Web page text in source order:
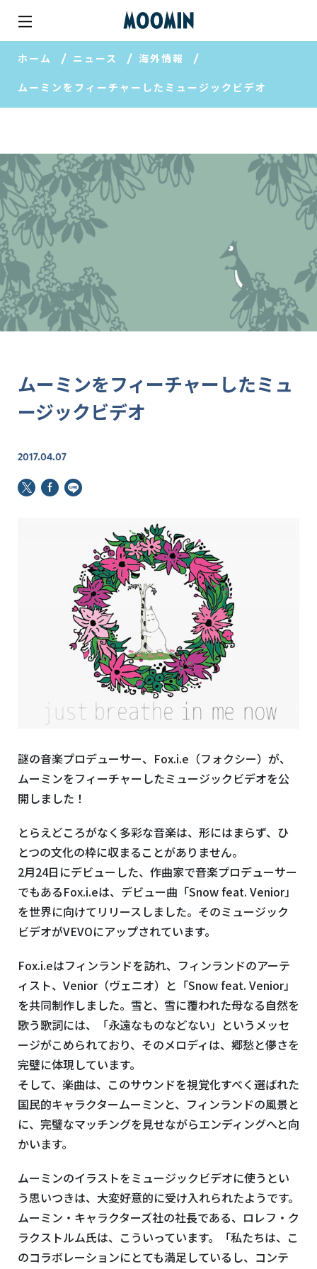
ホーム ニュース 海外情報
ムーミンをフィーチャーしたミュージックビデオ
ムーミンをフィーチャーしたミュ
ージックビデオ
2017.04.07
謎の音楽プロデューサー、Fox.i.e（フォクシー）が、
ムーミンをフィーチャーしたミュージックビデオを公
開しました！
とらえどころがなく多彩な音楽は、形にはまらず、ひ
とつの文化の枠に収まることがありません。
2月24日にデビューした、作曲家で音楽プロデューサー
でもあるFox.i.eは、デビュー曲「Snow feat. Venior」
を世界に向けてリリースしました。そのミュージック
ビデオがVEVOにアップされています。
Fox.i.eはフィンランドを訪れ、フィンランドのアーテ
ィスト、Venior（ヴェニオ）と「Snow feat. Venior」
を共同制作しました。雪と、雪に覆われた母なる自然を
歌う歌詞には、「永遠なものなどない」というメッセ
ージがこめられており、そのメロディは、郷愁と儚さを
完璧に体現しています。
そして、楽曲は、このサウンドを視覚化すべく選ばれた
国民的キャラクタームーミンと、フィンランドの風景と
に、完璧なマッチングを見せながらエンディングへと向
かいます。
ムーミンのイラストをミュージックビデオに使うとい
う思いつきは、大変好意的に受け入れられたようです。
ムーミン・キャラクターズ社の社長である、ロレフ・ク
ラクストルム氏は、こういっています。「私たちは、こ
のコラボレーションにとても満足しているし、コンテ